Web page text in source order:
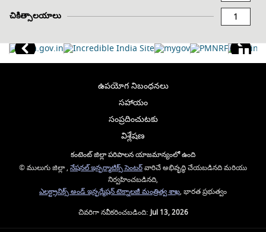
1
చికిత్సాలయాలు
ఉపయోగ నిబంధనలు
సహాయం
సంప్రదించుటకు
విశ్లేషణ
కంటెంట్ జిల్లా పరిపాలన యాజమాన్యంలో ఉంది
© ములుగు జిల్లా , నేషనల్ ఇన్ఫర్మాటిక్స్ సెంటర్వారిచే అభివృద్ధి చేయబడినది మరియు
నిర్వహించబడినది,
ఎలక్ట్రానిక్స్ అండ్ ఇన్ఫర్మేషన్ టెక్నాలజీ మంత్రిత్వ శాఖ, భారత ప్రభుత్వం
చివరిగా నవీకరించబడింది:Jul 13, 2026